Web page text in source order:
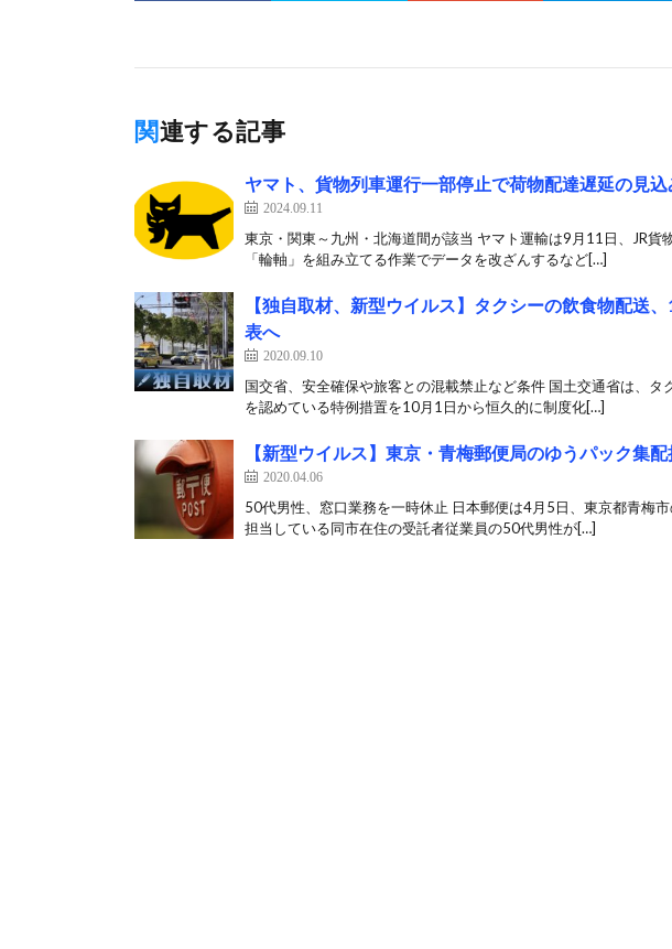
関連する記事
ヤマト、貨物列車運行一部停止で荷物配達遅延の見込
2024.09.11
東京・関東～九州・北海道間が該当 ヤマト運輸は9月11日、JR貨
「輪軸」を組み立てる作業でデータを改ざんするなど[…]
【独自取材、新型ウイルス】タクシーの飲食物配送
表へ
2020.09.10
国交省、安全確保や旅客との混載禁止など条件 国土交通省は、タ
を認めている特例措置を10月1日から恒久的に制度化[…]
【新型ウイルス】東京・青梅郵便局のゆうパック集
2020.04.06
50代男性、窓口業務を一時休止 日本郵便は4月5日、東京都青梅
担当している同市在住の受託者従業員の50代男性が[…]